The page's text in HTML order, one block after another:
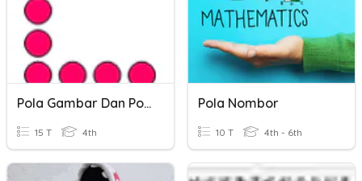
Pola Gambar Dan Pola Bilangan
15 T 4th
Pola Nombor
10 T 4th - 6th